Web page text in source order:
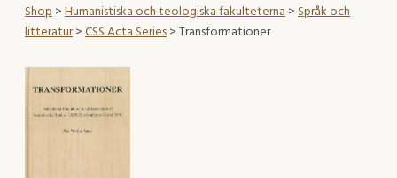
Shop>Humanistiska och teologiska fakulteterna>Språk och
litteratur>CSS Acta Series> Transformationer